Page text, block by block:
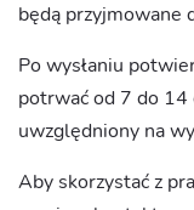
będą przyjmowane
Po wysłaniu
potrwać od 7 do 14
uwzględniony na
Aby skorzystać z